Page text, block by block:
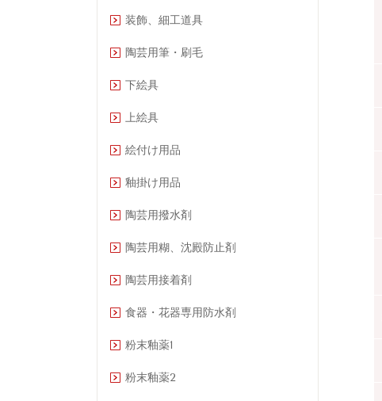
装飾、細工道具
陶芸用筆・刷毛
下絵具
上絵具
絵付け用品
釉掛け用品
陶芸用撥水剤
陶芸用糊、沈殿防止剤
陶芸用接着剤
食器・花器専用防水剤
粉末釉薬1
粉末釉薬2